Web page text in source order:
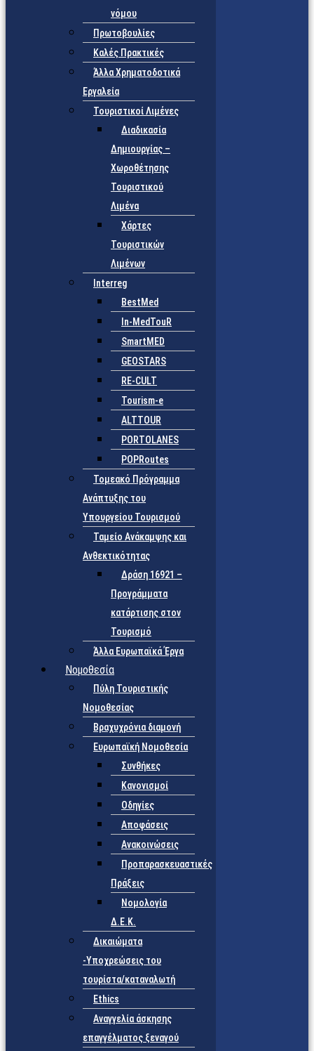
νόμου
Πρωτοβουλίες
Καλές Πρακτικές
Άλλα Χρηματοδοτικά
Εργαλεία
Τουριστικοί Λιμένες
Διαδικασία
Δημιουργίας –
Χωροθέτησης
Τουριστικού
Λιμένα
Χάρτες
Τουριστικών
Λιμένων
Interreg
BestMed
In-MedTouR
SmartMED
GEOSTARS
RE-CULT
Tourism-e
ALTTOUR
PORTOLANES
POPRoutes
Τομεακό Πρόγραμμα
Ανάπτυξης του
Υπουργείου Τουρισμού
Ταμείο Ανάκαμψης και
Ανθεκτικότητας
Δράση 16921 –
Προγράμματα
κατάρτισης στον
Τουρισμό
Άλλα Ευρωπαϊκά Έργα
Νομοθεσία
Πύλη Τουριστικής
Νομοθεσίας
Βραχυχρόνια διαμονή
Ευρωπαϊκή Νομοθεσία
Συνθήκες
Κανονισμοί
Οδηγίες
Αποφάσεις
Ανακοινώσεις
Προπαρασκευαστικές
Πράξεις
Νομολογία
Δ.Ε.Κ.
Δικαιώματα
-Υποχρεώσεις του
τουρίστα/καταναλωτή
Ethics
Αναγγελία άσκησης
επαγγέλματος ξεναγού